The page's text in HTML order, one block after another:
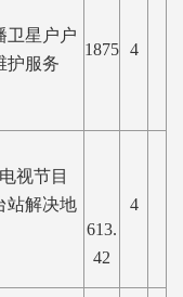
卫星户户
护服务
1875 4
视节目
站解决地
613.
42
4